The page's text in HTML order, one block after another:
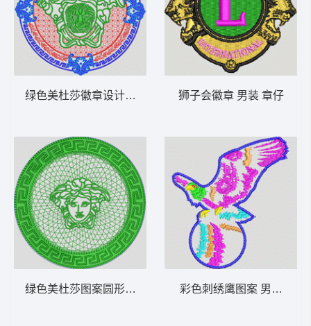
绿色美杜莎徽章设计图 范思哲
绿色美杜莎图案圆形设计 范思哲
狮子会徽章 男装 章仔
彩色刺绣鹰图案 男装 章仔